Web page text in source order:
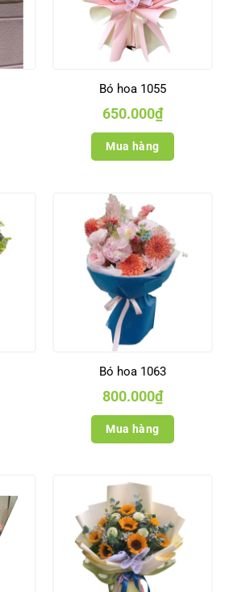
Bó hoa 1055
650.000₫
Mua hàng
Bó hoa 1063
800.000₫
Mua hàng